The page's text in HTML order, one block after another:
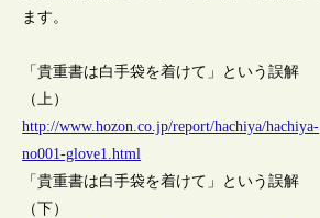
ます。
「貴重書は白手袋を着けて」という誤解
（上）
http://www.hozon.co.jp/report/hachiya/hachiya-
no001-glove1.html
「貴重書は白手袋を着けて」という誤解
（下）